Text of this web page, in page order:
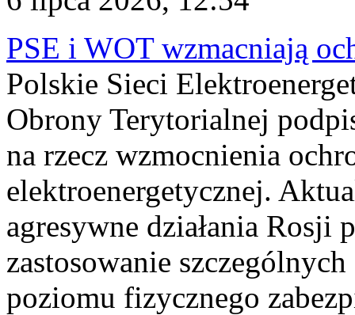
PSE i WOT wzmacniają
Polskie Sieci
Obrony Terytorialnej
na rzecz wzmocnienia
elektroenergetycznej.
agresywne działania Rosji
zastosowanie
poziomu fizycznego